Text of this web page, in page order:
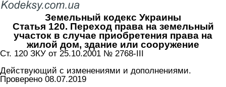
Земельный кодекс Украины
Статья 120. Переход права на земельный
участок в случае приобретения права на
жилой дом, здание или сооружение
Ст. 120 ЗКУ от 25.10.2001 № 2768-III
Действующий с изменениями и дополнениями.
Проверено 08.07.2019